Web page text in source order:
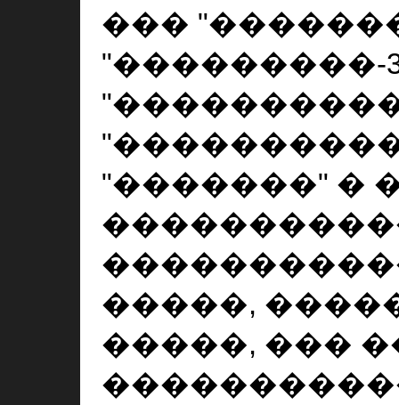
���
"�������" �
�����,
�����, ���